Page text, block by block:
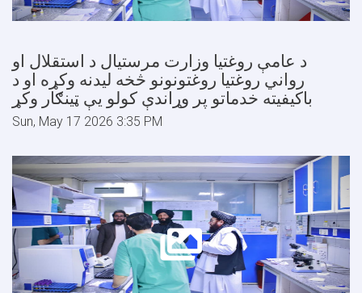
د عامې روغتیا وزارت مرستیال د استقلال او
رواني روغتیا روغتونونو څخه لیدنه وکړه او د
باکیفیته خدماتو پر وړاندې کولو یې ټینګار وکړ
Sun, May 17 2026 3:35 PM